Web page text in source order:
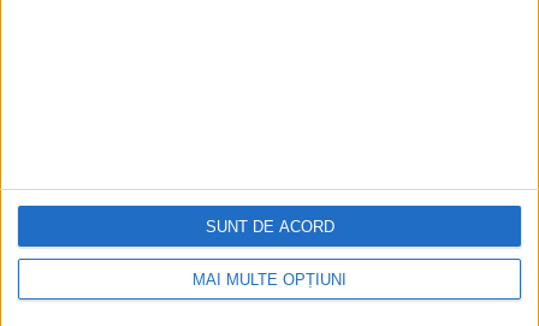
MAI MULTE OPȚIUNI
SUNT DE ACORD
Cea mai mare revistă de istorie din Europa!.
Media KIT